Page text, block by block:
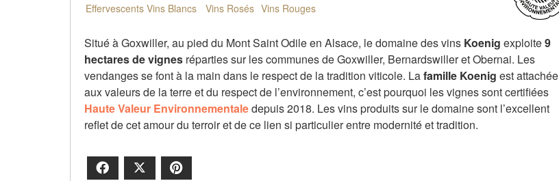
Effervescents Vins Blancs Vins Rosés Vins Rouges
Situé à Goxwiller, au pied du Mont Saint Odile en Alsace, le domaine des vins Koenig exploite9
hectares de vignes réparties sur les communes de Goxwiller, Bernardswiller et Obernai. Les
vendanges se font à la main dans le respect de la tradition viticole. Lafamille Koenig est attachée
aux valeurs de la terre et du respect de l’environnement, c’est pourquoi les vignes sont certifiées
Haute Valeur Environnementaledepuis 2018. Les vins produits sur le domaine sont l’excellent
reflet de cet amour du terroir et de ce lien si particulier entre modernité et tradition.
Facebook